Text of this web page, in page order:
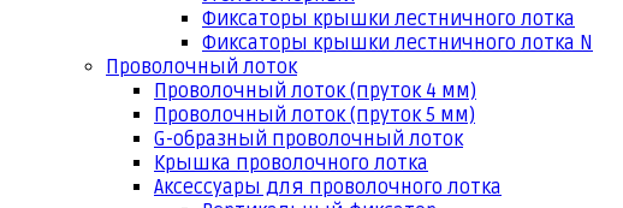
Фиксаторы крышки лестничного лотка
Фиксаторы крышки лестничного лотка N
Проволочный лоток
Проволочный лоток (пруток 4 мм)
Проволочный лоток (пруток 5 мм)
G-образный проволочный лоток
Крышка проволочного лотка
Аксессуары для проволочного лотка